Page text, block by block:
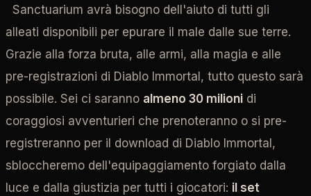
Sanctuarium avrà bisogno dell'aiuto di tutti gli
alleati disponibili per epurare il male dalle sue terre.
Grazie alla forza bruta, alle armi, alla magia e alle
pre-registrazioni di Diablo Immortal, tutto questo sarà
possibile. Sei ci saranno almeno 30 milioni di
coraggiosi avventurieri che prenoteranno o si pre-
registreranno per il download di Diablo Immortal,
sbloccheremo dell'equipaggiamento forgiato dalla
luce e dalla giustizia per tutti i giocatori: il set